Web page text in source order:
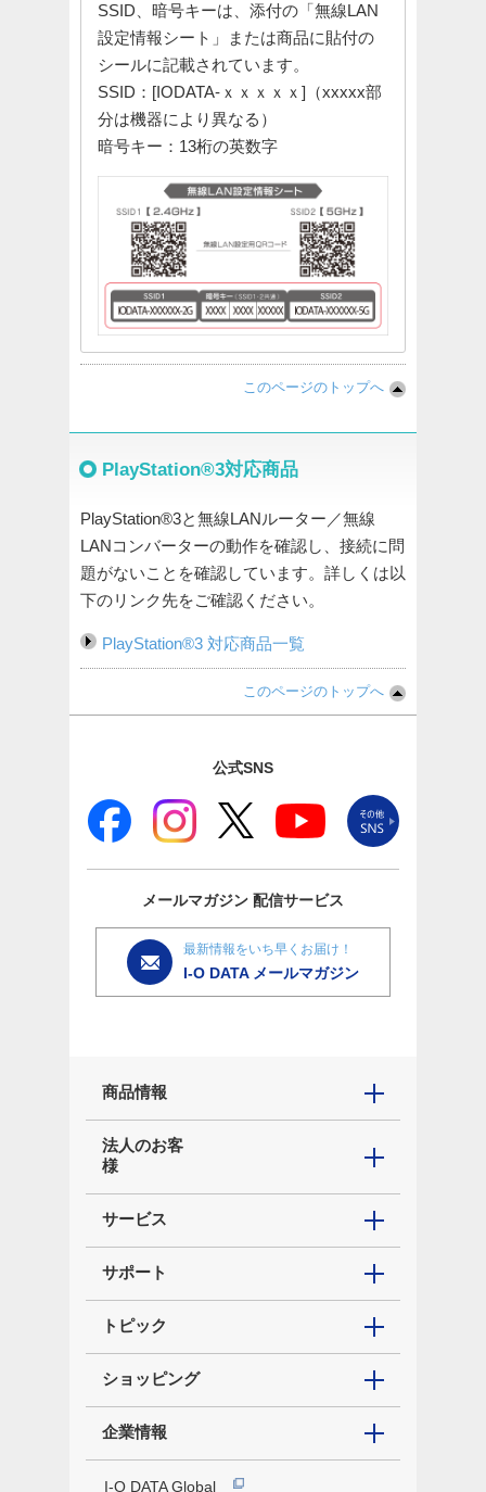
SSID、暗号キーは、添付の「無線LAN
設定情報シート」または商品に貼付の
シールに記載されています。
SSID：[IODATA-ｘｘｘｘｘ]（xxxxx部
分は機器により異なる）
暗号キー：13桁の英数字
このページのトップへ
PlayStation®3対応商品
PlayStation®3と無線LANルーター／無線
LANコンバーターの動作を確認し、接続に問
題がないことを確認しています。詳しくは以
下のリンク先をご確認ください。
PlayStation®3 対応商品一覧
このページのトップへ
公式SNS
メールマガジン 配信サービス
最新情報をいち早くお届け！
I-O DATA メールマガジン
商品情報
法人のお客
様
サービス
サポート
トピック
ショッピング
企業情報
I-O DATA Global